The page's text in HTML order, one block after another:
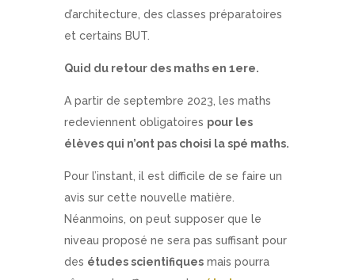
d’architecture, des classes préparatoires
et certains BUT.
Quid du retour des maths en 1ere.
A partir de septembre 2023, les maths
redeviennent obligatoires pour les
élèves qui n’ont pas choisi la spé maths.
Pour l’instant, il est difficile de se faire un
avis sur cette nouvelle matière.
Néanmoins, on peut supposer que le
niveau proposé ne sera pas suffisant pour
des études scientifiquesmais pourra